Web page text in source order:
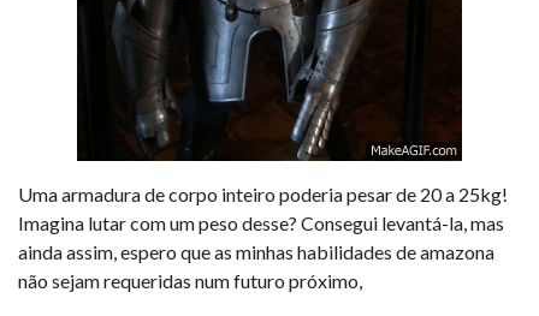
Uma armadura de corpo inteiro poderia pesar de 20 a 25kg!
Imagina lutar com um peso desse? Consegui levantá-la, mas
ainda assim, espero que as minhas habilidades de amazona
não sejam requeridas num futuro próximo,